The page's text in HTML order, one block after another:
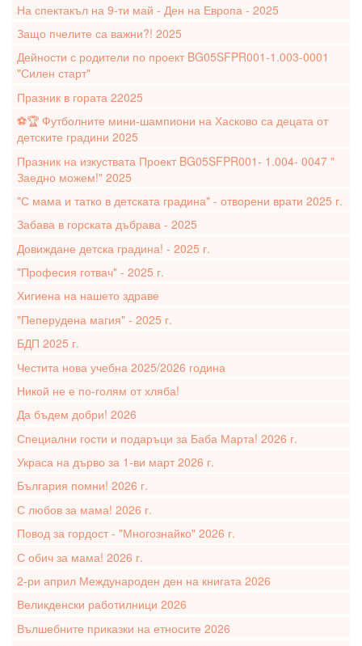
На спектакъл на 9-ти май - Ден на Европа - 2025
Защо пчелите са важни?! 2025
Дейности с родители по проект BG05SFPR001-1.003-0001
"Силен старт"
Празник в гората 22025
⚽️🏆 Футболните мини-шампиони на Хасково са децата от
детските градини 2025
Празник на изкуствата Проект BG05SFPR001- 1.004- 0047 "
Заедно можем!" 2025
"С мама и татко в детската градина" - отворени врати 2025 г.
Забава в горската дъбрава - 2025
Довиждане детска градина! - 2025 г.
"Професия готвач" - 2025 г.
Хигиена на нашето здраве
"Пеперудена магия" - 2025 г.
БДП 2025 г.
Честита нова учебна 2025/2026 година
Никой не е по-голям от хляба!
Да бъдем добри! 2026
Специални гости и подаръци за Баба Марта! 2026 г.
Украса на дърво за 1-ви март 2026 г.
България помни! 2026 г.
С любов за мама! 2026 г.
Повод за гордост - "Многознайко" 2026 г.
С обич за мама! 2026 г.
2-ри април Международен ден на книгата 2026
Великденски работилници 2026
Вълшебните приказки на етносите 2026